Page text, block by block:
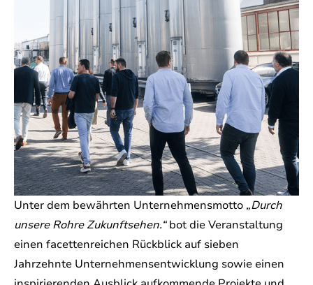
Unter dem bewährten Unternehmensmotto „Durch
unsere Rohre Zukunftsehen.“bot die Veranstaltung
einen facettenreichen Rückblick auf sieben
Jahrzehnte Unternehmensentwicklung sowie einen